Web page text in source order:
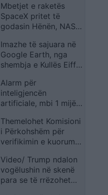
persona realë
Mbetjet e raketës
SpaceX pritet të
godasin Hënën, NASA
rrezikohet
Imazhe të sajuara në
Google Earth, nga
shembja e Kullës Eiffel
Ekspertët
paralajmërojnë për
rrezikun
Alarm për
inteligjencën
artificiale, mbi 1 mijë
frenimin e zhvillimit
Themelohet Komisioni
i Përkohshëm për
verifikimin e kuorumit
Video/ Trump ndalon
vogëlushin në skenë
para se të rrëzohet